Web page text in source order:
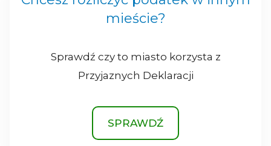
mieście?
Sprawdź czy to miasto korzysta z
Przyjaznych Deklaracji
SPRAWDŹ